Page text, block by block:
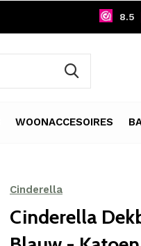
WOONACCESOIRES
8.5
Cinderella
Cinderella